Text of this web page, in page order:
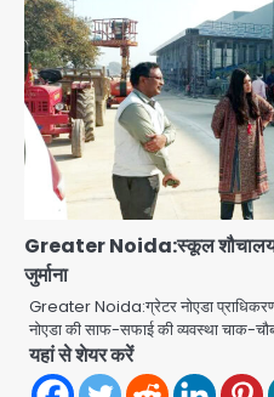
Greater Noida:स्कूल शौचालय
जुर्माना
Greater Noida:ग्रेटर नोएडा प्राधिकरण
नोएडा की साफ-सफाई की व्यवस्था चाक-
यहां से शेयर करें
2
रनवे पर